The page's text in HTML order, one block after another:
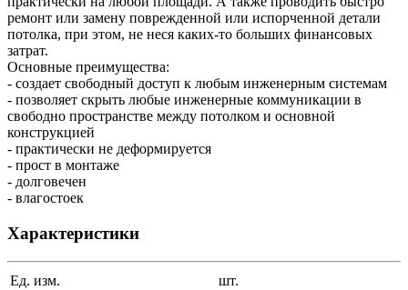
ремонт или замену поврежденной или испорченной детали
потолка, при этом, не неся каких-то больших финансовых
затрат.
Основные преимущества:
- создает свободный доступ к любым инженерным системам
- позволяет скрыть любые инженерные коммуникации в
свободно пространстве между потолком и основной
конструкцией
- практически не деформируется
- прост в монтаже
- долговечен
- влагостоек
Характеристики
Ед. изм.
шт.